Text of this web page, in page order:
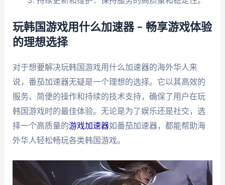
玩韩国游戏用什么加速器 – 畅享游戏体验
的理想选择
对于想要解决玩韩国游戏用什么加速器的海外华人来
说，番茄加速器无疑是一个理想的选择。它以其高效的
服务、简便的操作和持续的技术支持，确保了用户在玩
韩国游戏时的最佳体验。无论是为了娱乐还是社交，选
择一个高质量的游戏加速器如番茄加速器，都能帮助海
外华人轻松畅玩各类韩国游戏。